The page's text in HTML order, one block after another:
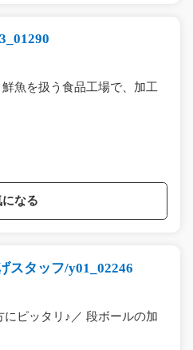
魚を扱う食品工場で、加工
になる
スタッフ/y01_02246
ピッタリ♪／ 段ボールの加